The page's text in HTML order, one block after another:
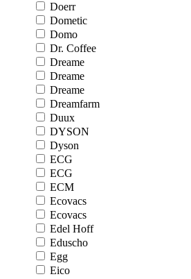
Doerr
Dometic
Domo
Dr. Coffee
Dreame
Dreame
Dreame
Dreamfarm
Duux
DYSON
Dyson
ECG
ECG
ECM
Ecovacs
Ecovacs
Edel Hoff
Eduscho
Egg
Eico